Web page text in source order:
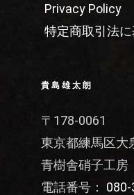
Privacy Policy
特定商取引法
貴島雄太朗
〒178-0061
東京都練馬区大
青樹舎硝子工房
電話番号：